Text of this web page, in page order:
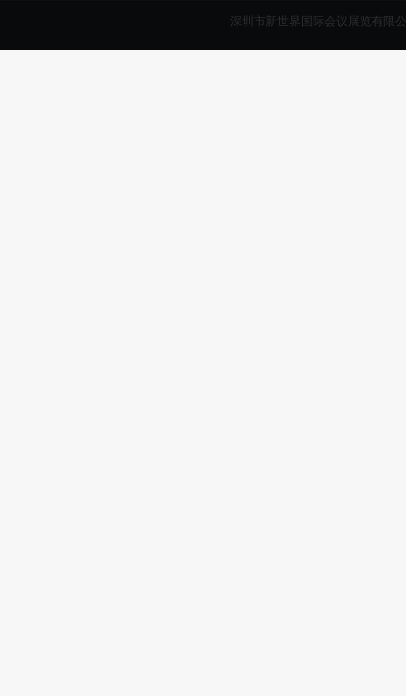
深圳市新世界国际会议展览有